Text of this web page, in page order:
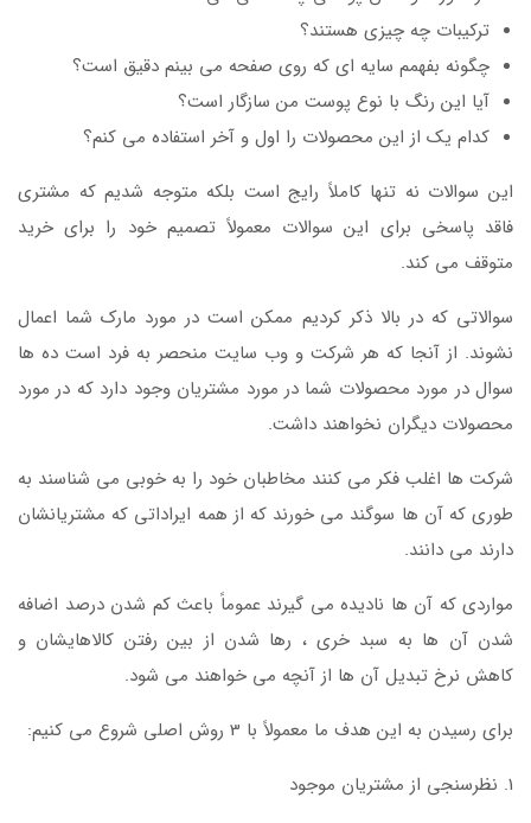
ترکیبات چه چیزی هستند؟
چگونه بفهمم سایه ای که روی صفحه می بینم دقیق است؟
آیا این رنگ با نوع پوست من سازگار است؟
کدام یک از این محصولات را اول و آخر استفاده می کنم؟
این سوالات نه تنها کاملاً رایج است بلکه متوجه شدیم که مشتری
فاقد پاسخی برای این سوالات معمولاً تصمیم خود را برای خرید
متوقف می کند.
سوالاتی که در بالا ذکر کردیم ممکن است در مورد مارک شما اعمال
نشوند. از آنجا که هر شرکت و وب سایت منحصر به فرد است ده ها
سوال در مورد محصولات شما در مورد مشتریان وجود دارد که در مورد
محصولات دیگران نخواهند داشت.
شرکت ها اغلب فکر می کنند مخاطبان خود را به خوبی می شناسند به
طوری که آن ها سوگند می خورند که از همه ایراداتی که مشتریانشان
دارند می دانند.
مواردی که آن ها نادیده می گیرند عموماً باعث کم شدن درصد اضافه
شدن آن ها به سبد خری ، رها شدن از بین رفتن کالاهایشان و
کاهش نرخ تبدیل آن ها از آنچه می خواهند می شود.
برای رسیدن به این هدف ما معمولاً با 3 روش اصلی شروع می کنیم:
1. نظرسنجی از مشتریان موجود